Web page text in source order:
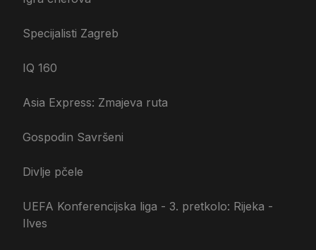
Specijalisti Zagreb
IQ 160
Asia Express: Zmajeva ruta
Gospodin Savršeni
Divlje pčele
UEFA Konferencijska liga - 3. pretkolo: Rijeka -
Ilves